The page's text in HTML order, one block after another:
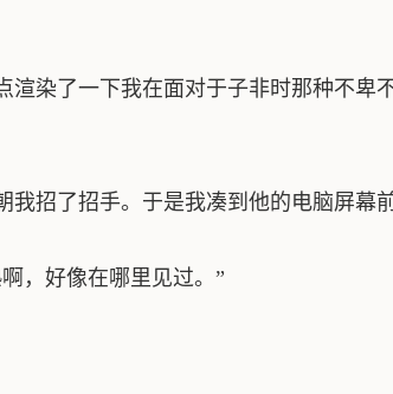
染了一下我在面对于子非时那种不卑
招了招手。于是我凑到他的电脑屏幕
，好像在哪里见过。”